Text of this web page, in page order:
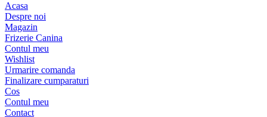
Acasa
Despre noi
Magazin
Frizerie Canina
Contul meu
Wishlist
Urmarire comanda
Finalizare cumparaturi
Cos
Contul meu
Contact